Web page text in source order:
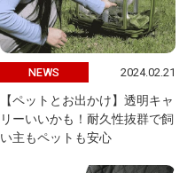
NEWS 2024.02.21
【ペットとお出かけ】透明キャ
リーいいかも！耐久性抜群で飼
い主もペットも安心